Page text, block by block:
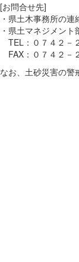
[お問合せ先]
・県土木事務所の連
・県土マネジメン
TEL：０７４２－
FAX：０７４２－
なお、土砂災害の警